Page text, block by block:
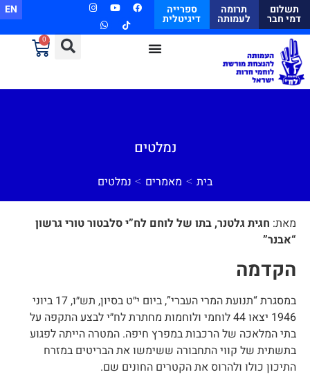
תשלום
דמי חבר
תרומה
לעמותה
ספרייה
דיגיטלית
EN
0
נמלטים
בית > מאמרים > נמלטים
מאת: חגית גלטנר, בתו של לוחם לח”י סלבטור טורי גרשון
“אבנר”
הקדמה
במסגרת “תנועת המרי העברי”, ביום י״ט בסיון, תש״ו, 17 ביוני
1946 יצאו 44 לוחמי ולוחמות מחתרת לח״י לבצע התקפה על
בתי המלאכה של הרכבות במפרץ חיפה. המטרה הייתה לפגוע
בתשתית של קווי התחבורה ששימשו את הבריטים במזרח
התיכון כולו ולהרוס את הקטרים החונים שם.